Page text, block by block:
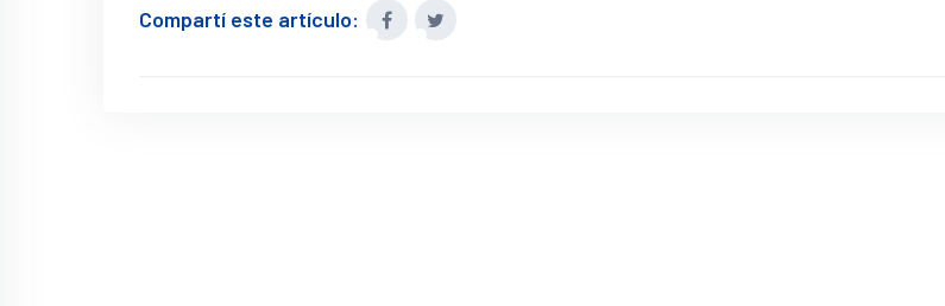
Compartí este artículo: